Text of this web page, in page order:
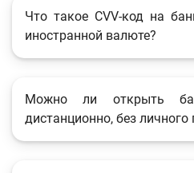
Анкетирование
Опросы
Фотогалерея
О проекте
Что такое CVV-код на
иностранной валюте?
Можно ли открыть
дистанционно, без личного